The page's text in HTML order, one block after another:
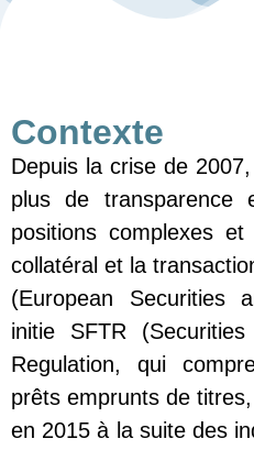
Contexte
Depuis la crise de
plus de
positions complexes
collatéral et la
(European Securities
initie SFTR (Securities
Regulation, qui
prêts emprunts de
en 2015 à la suite des